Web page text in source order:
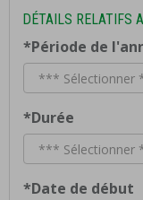
DÉTAILS RELATIFS
*Période de
*Durée
*Date de début